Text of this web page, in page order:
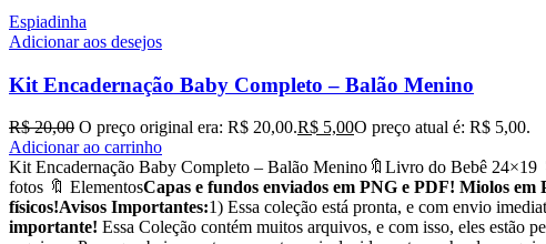
Espiadinha
Adicionar aos desejos
Kit Encadernação Baby Completo – Balão Menino
R$20,00 O preço original era: R$ 20,00.R$ 5,00O preço atual é: R$ 5,00.
Adicionar ao carrinho
Kit Encadernação Baby Completo – Balão Menino🔖Livro do Bebê
fotos 🔖 ElementosCapas e fundos enviados em PNG e PDF! Miolos
físicos!Avisos Importantes:1) Essa coleção está pronta, e com envio
importante! Essa Coleção contém muitos arquivos, e com isso, eles estão